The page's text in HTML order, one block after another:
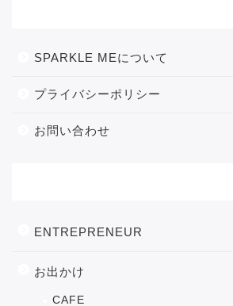
SPARKLE MEについて
プライバシーポリシー
お問い合わせ
ENTREPRENEUR
お出かけ
CAFE